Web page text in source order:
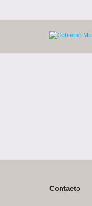
Contacto